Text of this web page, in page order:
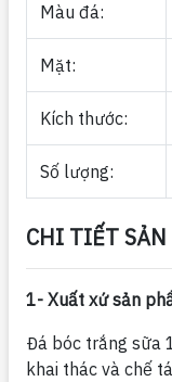
Màu đá:
Mặt:
Kích thước:
Số lượng:
CHI TIẾT SẢN
1- Xuất xứ sản
Đá bóc trắng sữa
khai thác và chế